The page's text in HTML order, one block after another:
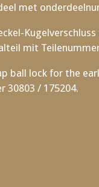
met
mit
ball lock for the
30803 / 175204.